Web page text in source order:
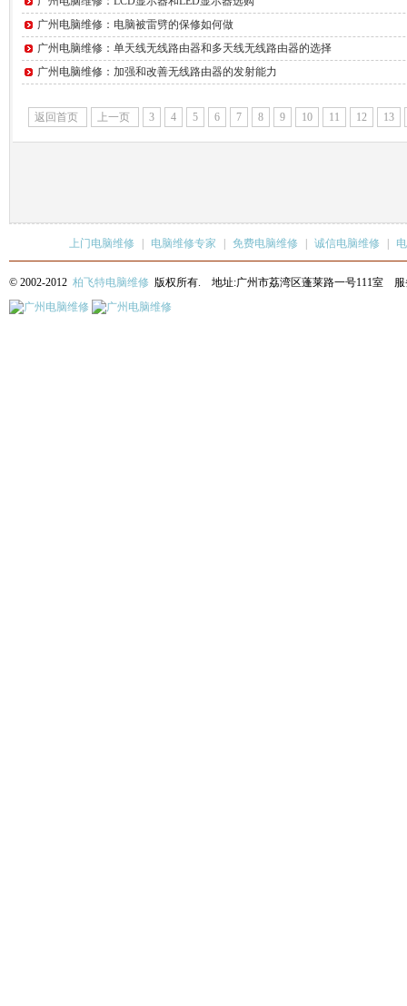
广州电脑维修：电脑被雷劈的保修如何做
广州电脑维修：单天线无线路由器和多天线无线路由器的选择
广州电脑维修：加强和改善无线路由器的发射能力
返回首页 上一页 3 4 5 6 7 8 9 10 11 12 13
上门电脑维修 电脑维修专家 免费电脑维修 诚信电脑维修
© 2002-2012 柏飞特电脑维修 版权所有. 地址:广州市荔湾区蓬莱路一号111室 服